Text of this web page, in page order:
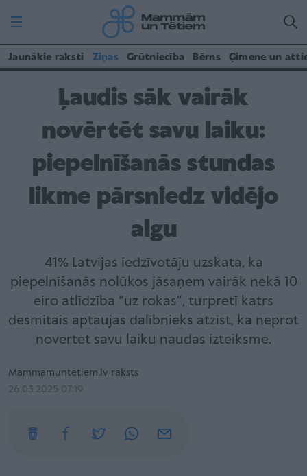
Jaunākie raksti Ziņas Grūtniecība Bērns Ģimene un
Ļaudis sāk vairāk
novērtēt savu laiku:
piepelnīšanās stundas
likme pārsniedz vidējo
algu
41% Latvijas iedzīvotāju uzskata, ka
piepelnīšanās nolūkos jāsaņem vairāk nekā 10
eiro atlīdzība “uz rokas”, turpretī katrs
desmitais aptaujas dalībnieks atzīst, ka neprot
novērtēt savu laiku naudas izteiksmē.
Mammamuntetiem.lv raksts
26.03.2025 07:19